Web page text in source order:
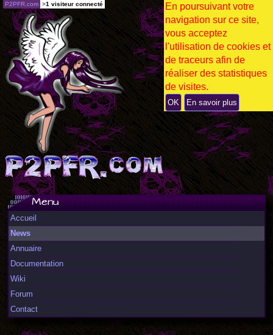
Menu
Accueil
News
Annuaire
Documentation
Wiki
Forum
Contact
P2PFR.com >1 visiteur connecté
En poursuivant votre
navigation sur ce site,
vous acceptez
l'utilisation de cookies et
de traceurs afin de
réaliser des statistiques
de visites.
OK En savoir plus